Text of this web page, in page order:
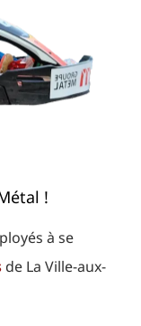
!
à se
de La Ville-aux-